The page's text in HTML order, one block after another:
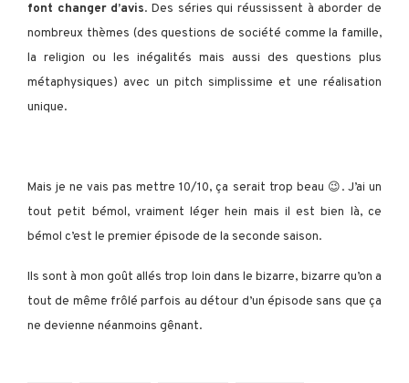
font changer d’avis. Des séries qui réussissent à aborder de
nombreux thèmes (des questions de société comme la famille,
la religion ou les inégalités mais aussi des questions plus
métaphysiques) avec un pitch simplissime et une réalisation
unique.
Mais je ne vais pas mettre 10/10, ça serait trop beau 😉. J’ai un
tout petit bémol, vraiment léger hein mais il est bien là, ce
bémol c’est le premier épisode de la seconde saison.
Ils sont à mon goût allés trop loin dans le bizarre, bizarre qu’on a
tout de même frôlé parfois au détour d’un épisode sans que ça
ne devienne néanmoins gênant.